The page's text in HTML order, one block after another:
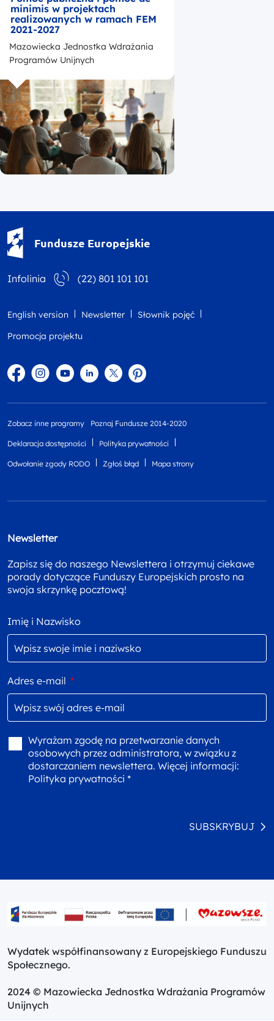
minimis w projektach
realizowanych w ramach FEM
2021-2027
Mazowiecka Jednostka Wdrażania
Programów Unijnych
Fundusze Europejskie
Infolinia (22) 801 101 101
English version Newsletter
Słownik pojęć
Promocja projektu
FacebookInstagram
YouTubeLinkedintwitterPinterest
Zobacz inne programy Poznaj Fundusze 2014-2020
Deklaracja dostępności Polityka prywatności
Odwołanie zgody RODO Zgłoś błąd Mapa strony
Newsletter
Zapisz się do naszego Newslettera i otrzymuj ciekawe
porady dotyczące Funduszy Europejskich prosto na
swoja skrzynkę pocztową!
Imię i Nazwisko
Adres e-mail *
Wyrażam zgodę na przetwarzanie danych
osobowych przez administratora, w związku z
dostarczaniem newslettera. Więcej informacji:
Polityka prywatności *
SUBSKRYBUJ
Wydatek współfinansowany z Europejskiego Funduszu
Społecznego.
2024 © Mazowiecka Jednostka Wdrażania Programów
Unijnych